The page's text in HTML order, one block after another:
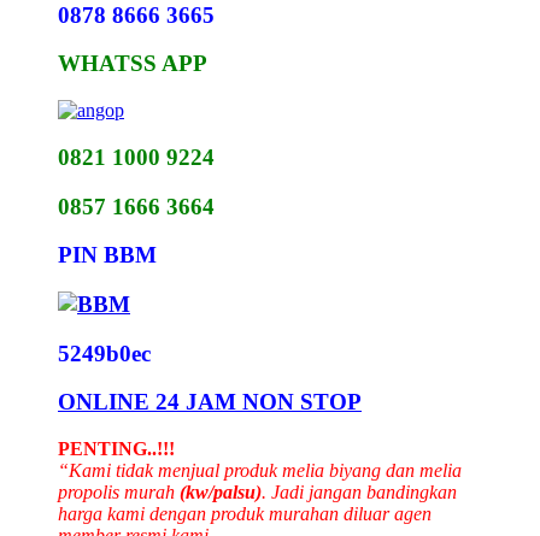
0878 8666 3665
WHATSS APP
0821 1000 9224
0857 1666 3664
PIN BBM
5249b0ec
ONLINE 24 JAM NON STOP
PENTING..!!!
“Kami tidak menjual produk melia biyang dan melia
propolis murah (kw/palsu). Jadi jangan bandingkan
harga kami dengan produk murahan diluar agen